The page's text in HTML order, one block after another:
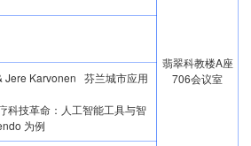
翡翠科教楼A座
706会议室
Jere Karvonen 芬兰城市应用
科技革命：人工智能工具与智
为例